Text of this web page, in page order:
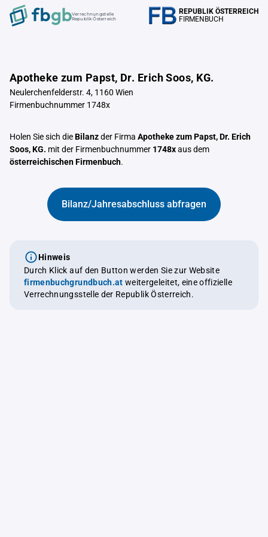
Verrechnungstelle
Republik Österreich
REPUBLIK ÖSTERREICH
FIRMENBUCH
Apotheke zum Papst, Dr. Erich Soos, KG.
Neulerchenfelderstr. 4, 1160 Wien
Firmenbuchnummer 1748x
Holen Sie sich dieBilanzder Firma Apotheke zum Papst, Dr. Erich
Soos, KG. mit der Firmenbuchnummer 1748xaus dem
österreichischen Firmenbuch.
Bilanz/Jahresabschluss abfragen
Hinweis
Durch Klick auf den Button werden Sie zur Website
firmenbuchgrundbuch.at weitergeleitet, eine offizielle
Verrechnungsstelle der Republik Österreich.